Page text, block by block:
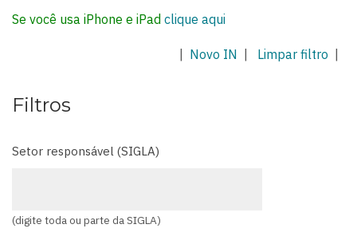
Se você usa iPhone e iPad clique aqui
Novo IN Limpar filtro
Filtros
Setor responsável (SIGLA)
(digite toda ou parte da SIGLA)